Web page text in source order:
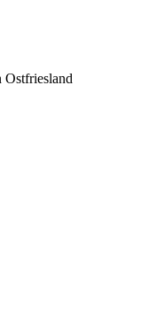
Ostfriesland